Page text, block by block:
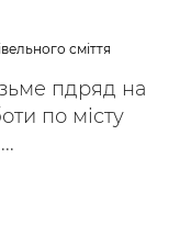
сміття
пдряд на
по місту